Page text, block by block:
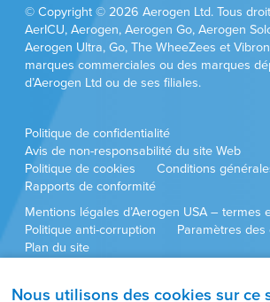
© Copyright © 2026 Aerogen Ltd. Tous
AerICU, Aerogen, Aerogen Go, Aerogen
Aerogen Ultra, Go, The WheeZees et
marques commerciales ou des marques
d’Aerogen Ltd ou de ses filiales.
Politique de confidentialité
Avis de non-responsabilité du site Web
Politique de cookies
Conditions
Rapports de conformité
Mentions légales d’Aerogen USA – termes
Politique anti-corruption
Paramètres des
Plan du site
Les approbations et configurations des
Nous utilisons des cookies sur ce